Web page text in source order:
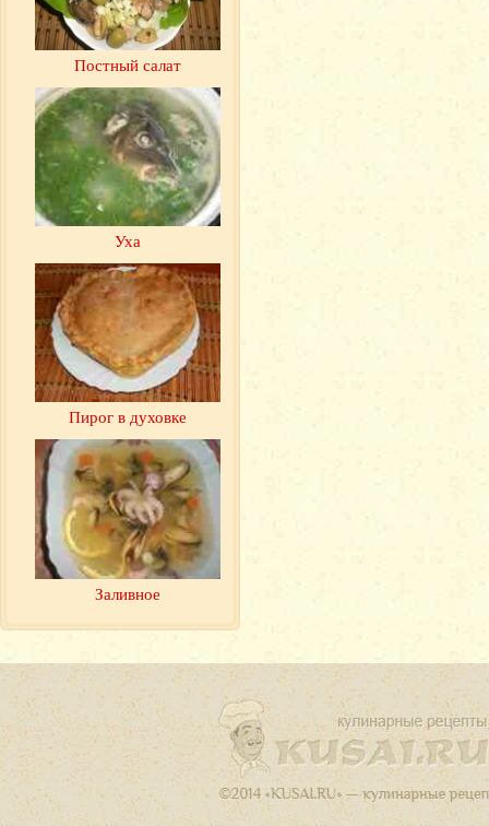
Постный салат
Уха
Пирог в духовке
Заливное